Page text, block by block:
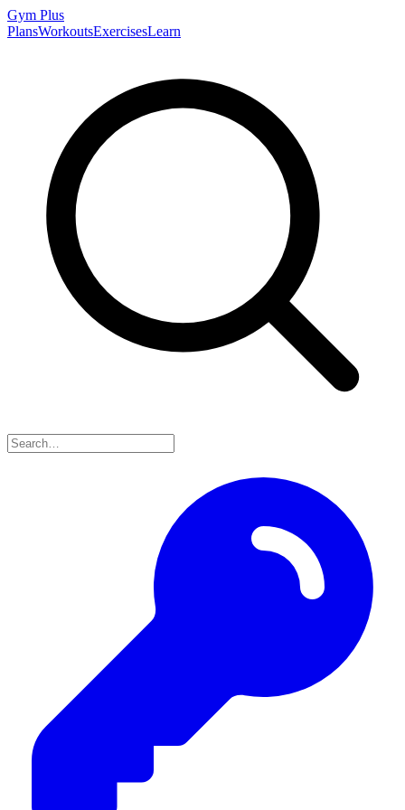
Gym Plus
PlansWorkoutsExercisesLearn